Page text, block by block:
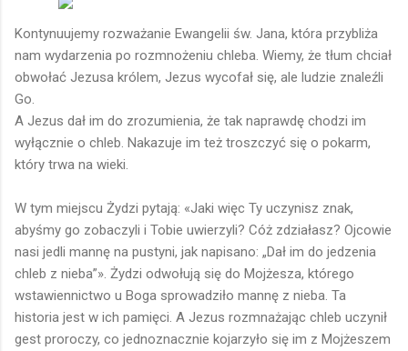
Kontynuujemy rozważanie Ewangelii św. Jana, która przybliża
nam wydarzenia po rozmnożeniu chleba. Wiemy, że tłum chciał
obwołać Jezusa królem, Jezus wycofał się, ale ludzie znaleźli
Go.
A Jezus dał im do zrozumienia, że tak naprawdę chodzi im
wyłącznie o chleb. Nakazuje im też troszczyć się o pokarm,
który trwa na wieki.
W tym miejscu Żydzi pytają: «Jaki więc Ty uczynisz znak,
abyśmy go zobaczyli i Tobie uwierzyli? Cóż zdziałasz? Ojcowie
nasi jedli mannę na pustyni, jak napisano: „Dał im do jedzenia
chleb z nieba”». Żydzi odwołują się do Mojżesza, którego
wstawiennictwo u Boga sprowadziło mannę z nieba. Ta
historia jest w ich pamięci. A Jezus rozmnażając chleb uczynił
gest proroczy, co jednoznacznie kojarzyło się im z Mojżeszem